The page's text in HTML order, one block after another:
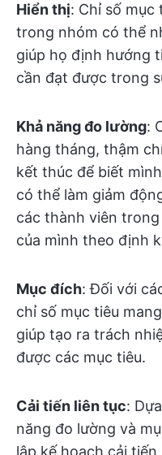
Hiển thị: Chỉ số mục
trong nhóm có thể
giúp họ định hướng
cần đạt được trong
Khả năng đo lường:
hàng tháng, thậm
kết thúc để biết
có thể làm giảm
các thành viên
của mình theo định
Mục đích: Đối với
chỉ số mục tiêu
giúp tạo ra trách
được các mục tiêu.
Cải tiến liên tục:
năng đo lường và